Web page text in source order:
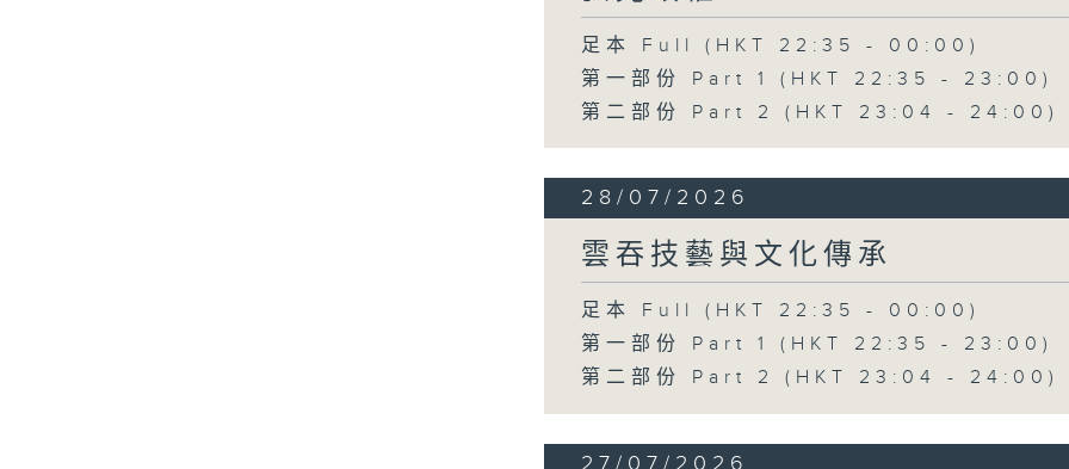
足本 Full (HKT 22:35 - 00:00)
第一部份 Part 1 (HKT 22:35 - 23:00)
第二部份 Part 2 (HKT 23:04 - 24:00)
28/07/2026
雲吞技藝與文化傳承
足本 Full (HKT 22:35 - 00:00)
第一部份 Part 1 (HKT 22:35 - 23:00)
第二部份 Part 2 (HKT 23:04 - 24:00)
27/07/2026